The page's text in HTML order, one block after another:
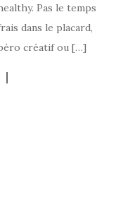
Pas le temps
dans le placard,
créatif ou […]